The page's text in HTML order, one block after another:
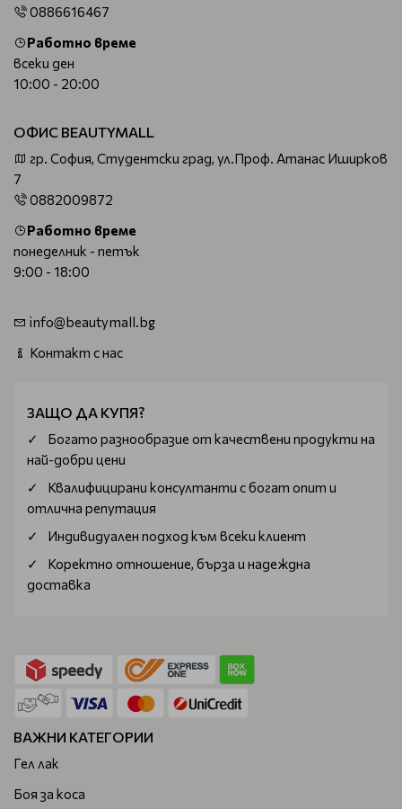
0886616467
Работно време
всеки ден
10:00 - 20:00
ОФИС BEAUTYMALL
гр. София, Студентски град, ул.Проф. Атанас Иширков
7
0882009872
Работно време
понеделник - петък
9:00 - 18:00
info@beautymall.bg
Контакт с нас
ЗАЩО ДА КУПЯ?
Богатo разнообразие от качествени продукти на
най-добри цени
Квалифицирани консултанти с богат опит и
отлична репутация
Индивидуален подход към всеки клиент
Коректно отношение, бърза и надеждна
доставка
ВАЖНИ КАТЕГОРИИ
Гел лак
Боя за коса